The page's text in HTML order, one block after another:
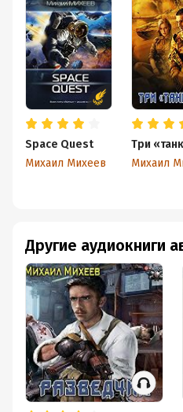
Space Quest
Михаил Михеев
Три
Михаил
Другие аудиокниги